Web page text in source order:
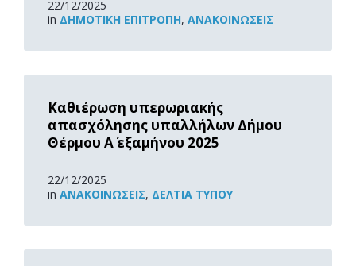
22/12/2025
in ΔΗΜΟΤΙΚΉ ΕΠΙΤΡΟΠΉ, ΑΝΑΚOΙΝΏΣΕΙΣ
Καθιέρωση υπερωριακής
απασχόλησης υπαλλήλων Δήμου
Θέρμου Α΄ εξαμήνου 2025
22/12/2025
in ΑΝΑΚOΙΝΏΣΕΙΣ, ΔΕΛΤΊΑ ΤΎΠΟΥ
Read
Read